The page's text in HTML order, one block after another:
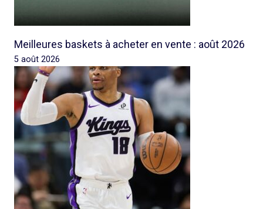
Meilleures baskets à acheter en vente : août 2026
5 août 2026